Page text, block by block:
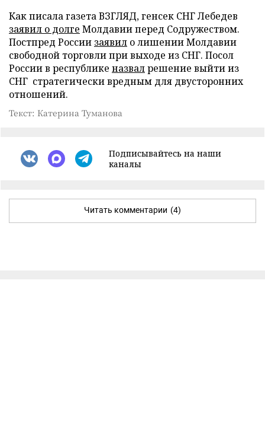
Как писала газета ВЗГЛЯД, генсек СНГ Лебедев
заявил о долге Молдавии перед Содружеством.
Постпред России заявил о лишении Молдавии
свободной торговли при выходе из СНГ. Посол
России в республике назвалрешение выйти из
СНГ стратегически вредным для двусторонних
отношений.
Текст: Катерина Туманова
Подписывайтесь на наши
каналы
Читать комментарии (4)